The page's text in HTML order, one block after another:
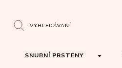
VYHLEDÁVANÍ
SNUBNÍ PRSTENY